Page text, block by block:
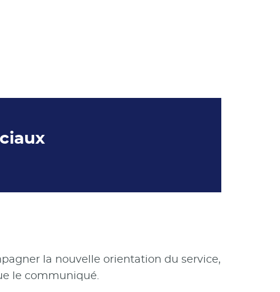
la nouvelle orientation du service,
le communiqué.